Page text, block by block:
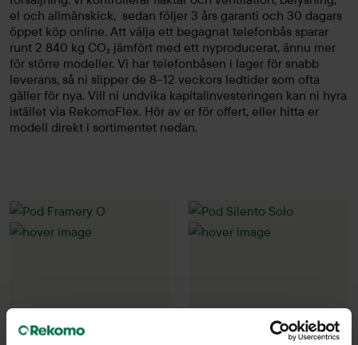
el och allmänskick, sedan följer 3 års garanti och 30 dagars
öppet köp online. Att välja ett begagnat telefonbås sparar
runt 2 840 kg CO₂ jämfört med ett nyproducerat, ännu mer
för större modeller. Vi har telefonbåsen i lager för snabb
leverans, så ni slipper de 8–12 veckors ledtider som ofta
gäller för nya. Vill ni undvika kapitalinvesteringen kan ni hyra
istället via RekomoFlex. Hör av er för offert, eller hitta er
modell direkt i sortimentet nedan.